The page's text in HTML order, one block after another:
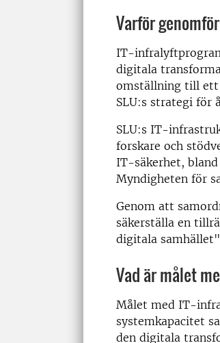
Varför
IT-
digitala
omställning till ett
SLU:s strategi för
SLU:s IT-
forskare och
IT-säkerhet,
Myndigheten för
Genom att
säkerställa en
digitala
Vad är målet
Målet med IT-
systemkapacitet
den digitala